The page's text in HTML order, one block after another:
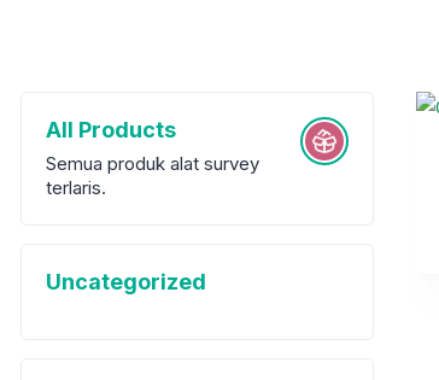
All Products
Semua produk alat survey
terlaris.
Uncategorized